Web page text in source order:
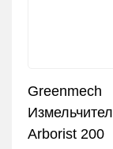
Greenmech
Arborist 200